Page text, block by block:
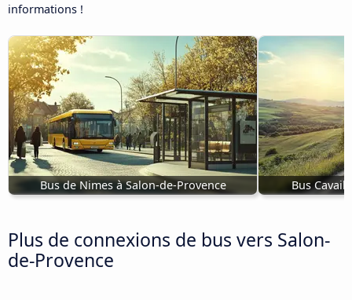
informations !
Bus de Nimes à Salon-de-Provence Bus
Plus de connexions de bus vers Salon-
de-Provence